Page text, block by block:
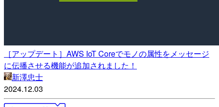
［アップデート］AWS IoT Coreでモノの属性をメッセージ
に伝播させる機能が追加されました！
新澤忠士
2024.12.03